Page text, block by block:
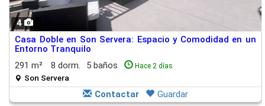
4
Casa Doble en Son Servera: Espacio y Comodidad en un
Entorno Tranquilo
291 m²
8 dorm. 5 baños Hace 2 días
Son Servera
Contactar Guardar